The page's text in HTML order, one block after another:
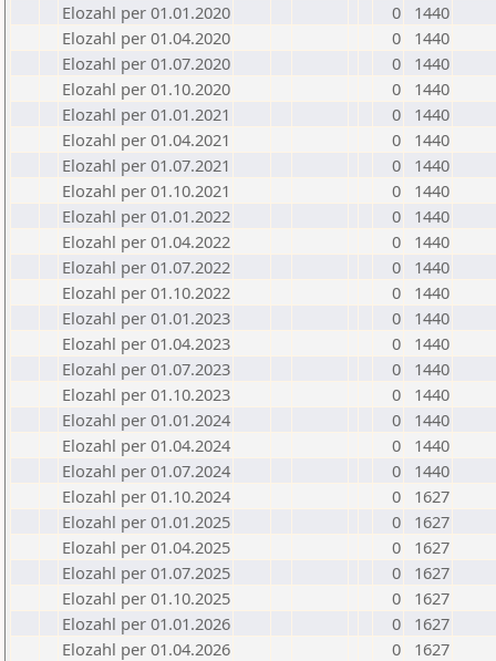
Elozahl per 01.01.2020
0
1440
Elozahl per 01.04.2020
0
1440
Elozahl per 01.07.2020
0
1440
Elozahl per 01.10.2020
0
1440
Elozahl per 01.01.2021
0
1440
Elozahl per 01.04.2021
0
1440
Elozahl per 01.07.2021
0
1440
Elozahl per 01.10.2021
0
1440
Elozahl per 01.01.2022
0
1440
Elozahl per 01.04.2022
0
1440
Elozahl per 01.07.2022
0
1440
Elozahl per 01.10.2022
0
1440
Elozahl per 01.01.2023
0
1440
Elozahl per 01.04.2023
0
1440
Elozahl per 01.07.2023
0
1440
Elozahl per 01.10.2023
0
1440
Elozahl per 01.01.2024
0
1440
Elozahl per 01.04.2024
0
1440
Elozahl per 01.07.2024
0
1440
Elozahl per 01.10.2024
0
1627
Elozahl per 01.01.2025
0
1627
Elozahl per 01.04.2025
0
1627
Elozahl per 01.07.2025
0
1627
Elozahl per 01.10.2025
0
1627
Elozahl per 01.01.2026
0
1627
Elozahl per 01.04.2026
0
1627